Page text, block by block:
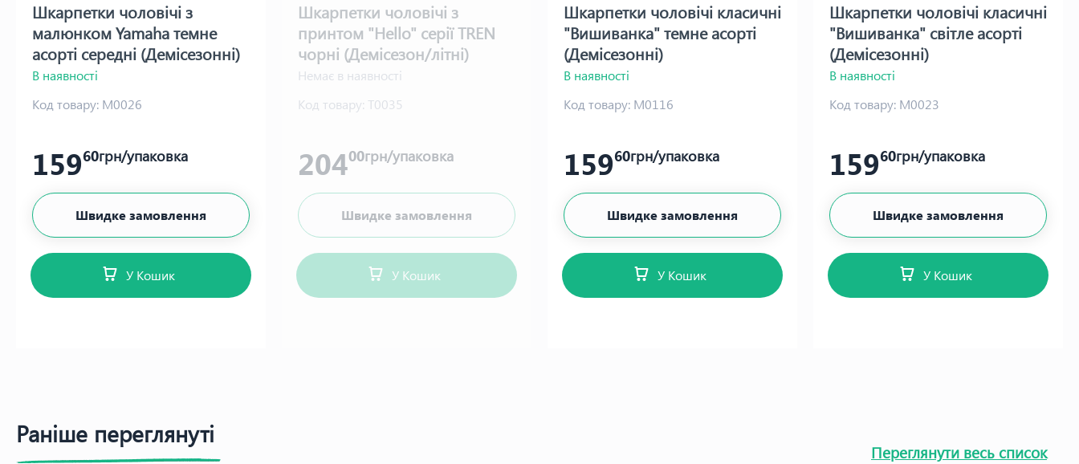
Шкарпетки чоловічі з
малюнком Yamaha темне
асорті середні (Демісезонні)
Варос
В наявності
Код товару: М0026
15960грн/упаковка
Швидке замовлення
У Кошик
Шкарпетки чоловічі з
принтом "Hello" серії TREN
чорні (Демісезон/літні)
Варос
Немає в наявності
Код товару: Т0035
20400грн/упаковка
Швидке замовлення
У Кошик
Шкарпетки чоловічі класичні
"Вишиванка" темне асорті
(Демісезонні)
В наявності
Код товару: М0116
15960грн/упаковка
Швидке замовлення
У Кошик
Шкарпетки чоловічі класичні
"Вишиванка" світле асорті
(Демісезонні)
В наявності
Код товару: М0023
15960грн/упаковка
Швидке замовлення
У Кошик
Раніше переглянуті
Переглянути весь список